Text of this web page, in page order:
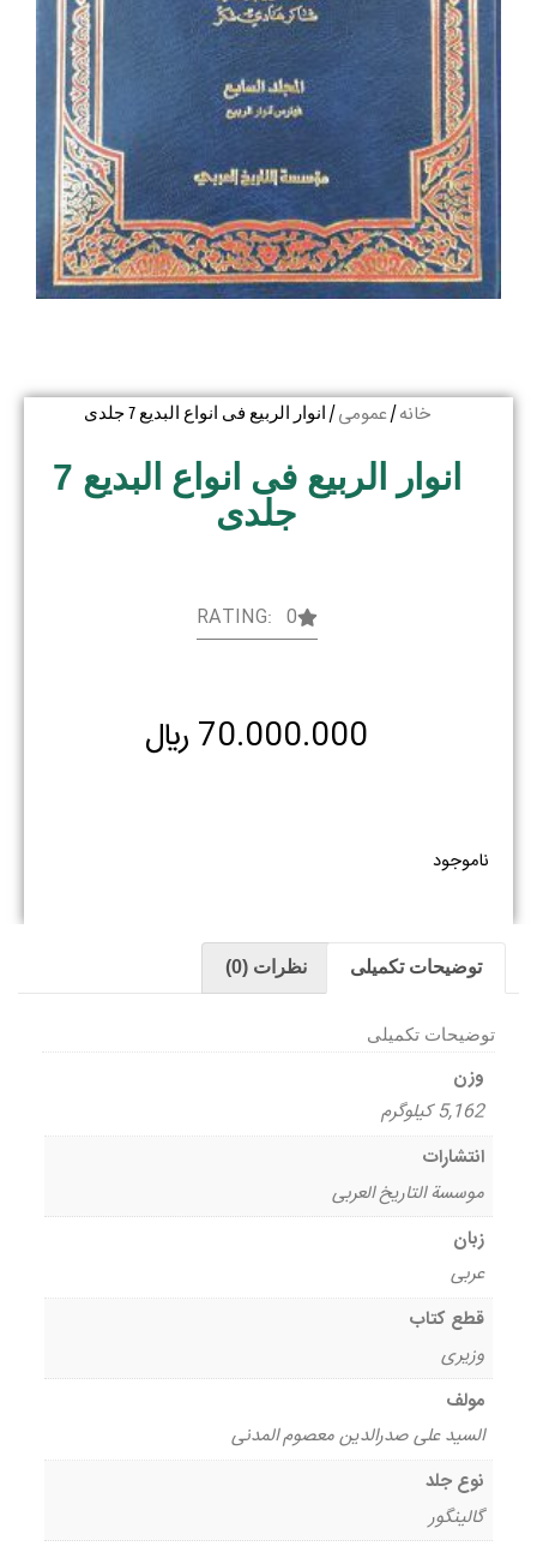
خانه/ عمومی/ انوار الربیع فی انواع البدیع 7 جلدی
انوار الربیع فی انواع البدیع 7
جلدی
RATING: 0
70.000.000 ﷼
ناموجود
توضیحات تکمیلی نظرات (0)
توضیحات تکمیلی
وزن
5,162 کیلوگرم
انتشارات
موسسة التاریخ العربی
زبان
عربی
قطع کتاب
وزیری
مولف
السید علی صدرالدین معصوم المدنی
نوع جلد
گالینگور